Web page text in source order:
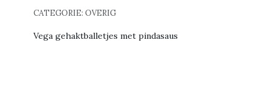
CATEGORIE: OVERIG
Vega gehaktballetjes met pindasaus